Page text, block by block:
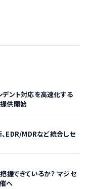
ント対応を高速化する
供開始
EDR/MDRなど統合しセ
握できているか？ マジセ
へ